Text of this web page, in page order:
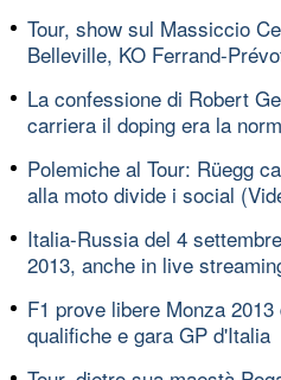
Tour, show sul Massiccio
Belleville, KO Ferrand-
La confessione di Robert
carriera il doping era la
Polemiche al Tour: Rüegg
alla moto divide i social
Italia-Russia del 4
2013, anche in live
F1 prove libere Monza
qualifiche e gara GP d'Italia